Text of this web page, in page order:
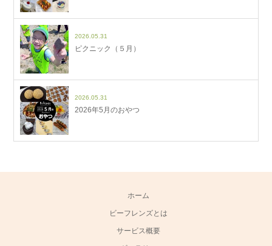
2026.05.31
ピクニック（５月）
2026.05.31
2026年5月のおやつ
ホーム
ビーフレンズとは
サービス概要